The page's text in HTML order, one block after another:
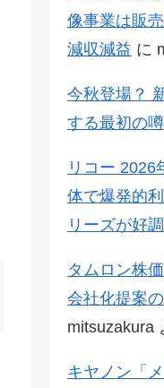
像事業は販
減収減益 に
今秋登場？
する最初の噂
リコー 2026
体で爆発的
リーズが好
タムロン株
会社化提案
mitsuzakura
キヤノン「